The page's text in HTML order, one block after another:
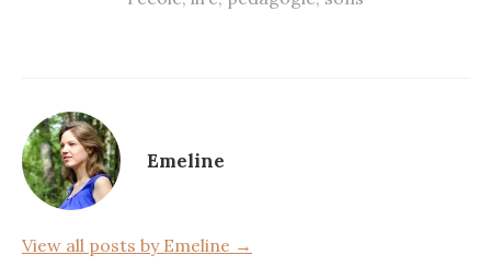
k
Emeline
View all posts by Emeline →